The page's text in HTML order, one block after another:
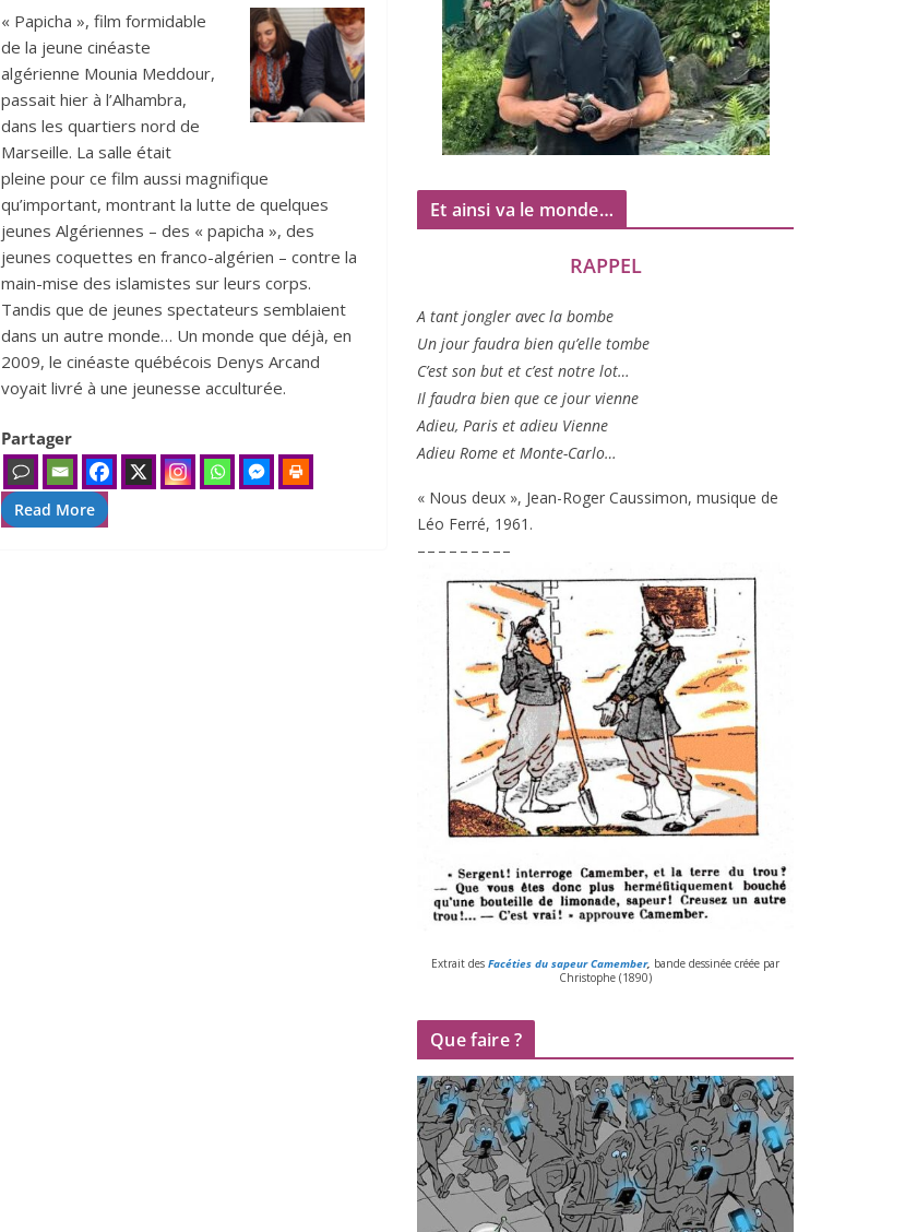
« Papicha », film formidable
de la jeune cinéaste
algérienne Mounia Meddour,
passait hier à l’Alhambra,
dans les quartiers nord de
Marseille. La salle était
pleine pour ce film aussi magnifique
qu’important, montrant la lutte de quelques
jeunes Algériennes – des « papicha », des
jeunes coquettes en franco-algérien – contre la
main-mise des islamistes sur leurs corps.
Tandis que de jeunes spectateurs semblaient
dans un autre monde… Un monde que déjà, en
2009, le cinéaste québécois Denys Arcand
voyait livré à une jeunesse acculturée.
Partager
Read More
Et ainsi va le monde…
RAPPEL
A tant jon­gler avec la bombe
Un jour fau­dra bien qu’elle tombe
C’est son but et c’est notre lot…
Il fau­dra bien que ce jour vienne
Adieu, Paris et adieu Vienne
Adieu Rome et Monte-Carlo…
« Nous deux », Jean-Roger Caussimon, musique de
Léo Ferré, 1961 .
– – – – – – – – –
Extrait des Facéties du sapeur Camember, bande des­si­née créée par
Christophe (1890)
Que faire ?